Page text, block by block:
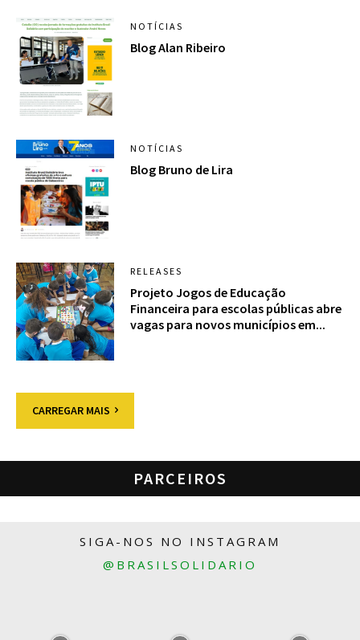
NOTÍCIAS
Blog Alan Ribeiro
NOTÍCIAS
Blog Bruno de Lira
RELEASES
Projeto Jogos de Educação
Financeira para escolas públicas abre
vagas para novos municípios em...
CARREGAR MAIS
PARCEIROS
SIGA-NOS NO INSTAGRAM
@BRASILSOLIDARIO